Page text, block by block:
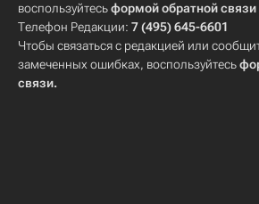
воспользуйтесьформой обратной связи
Телефон Редакции: 7 (495) 645-6601
Чтобы связаться с редакцией или
замеченных ошибках, воспользуйтесь
связи.